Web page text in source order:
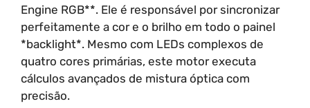
Engine RGB**. Ele é responsável por sincronizar
perfeitamente a cor e o brilho em todo o painel
*backlight*. Mesmo com LEDs complexos de
quatro cores primárias, este motor executa
cálculos avançados de mistura óptica com
precisão.